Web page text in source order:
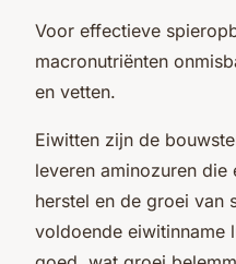
Voor effectieve
macronutriënten
en vetten.
Eiwitten zijn de
leveren aminozuren
herstel en de groei van
voldoende eiwitinname